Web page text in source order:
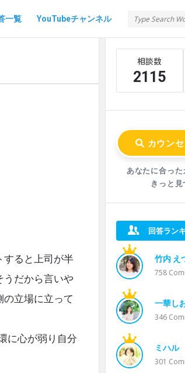
一覧 YouTubeチャンネル
すると上司が半
うだから言いや
立場に立って
に心が弱り自分
Sidebar
Stats
2115
あなたに合っ
きっと見
回答ラン
竹内 え
758
一華し
346
ミハル
301